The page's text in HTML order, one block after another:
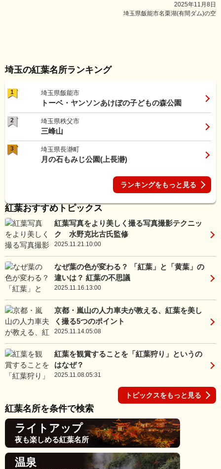
2025年11月8日
埼玉県飯能市名栗湖(有間ダム)の空
埼玉の紅葉名所ランキング
1 埼玉県飯能市
トーベ・ヤンソンあけぼの子どもの森公園
2 埼玉県秩父市
三峰山
3 埼玉県長瀞町
月の石もみじ公園(上長瀞)
ランキングをもっと見る
紅葉おすすめトピックス
紅葉写真をより美しく撮る写真撮影テクニッ
ク 水野克比古氏監修
2025.11.21.10:00
なぜ葉の色が変わる？ 「紅葉」と「黄葉」の
違いは？ 紅葉の不思議
2025.11.16.13:00
京都・嵐山の人力車夫が教える、紅葉を美し
く撮る5つのポイント
2025.11.14.05:08
紅葉を観賞することを「紅葉狩り」というの
はなぜ？
2025.11.08.05:31
トピックスをもっと見る
紅葉名所を条件で検索
ライトアップ
夜も楽しめる紅葉名所
温泉